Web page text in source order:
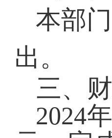
本部门
出。
三、
2024